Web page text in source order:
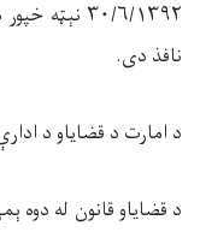
۳۰/۶/۱۳۹۲
نافذ دی.
د امارت د قضایاو د
د قضایاو قانون له دوه